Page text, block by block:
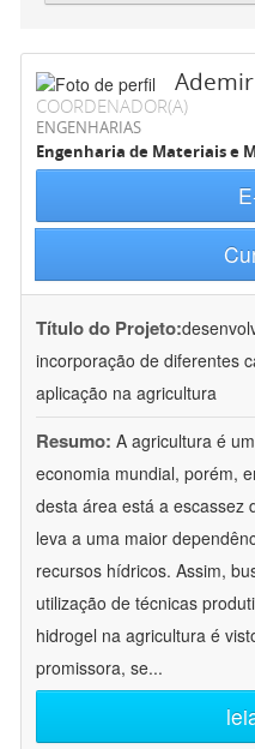
COORDENADOR(A)
ENGENHARIAS
Engenharia de Materiais e
Título do Projeto:
incorporação de diferentes
aplicação na agricultura
Resumo: A agricultura é
economia mundial, porém,
desta área está a escassez
leva a uma maior
recursos hídricos. Assim,
utilização de técnicas
hidrogel na agricultura é
promissora, se...